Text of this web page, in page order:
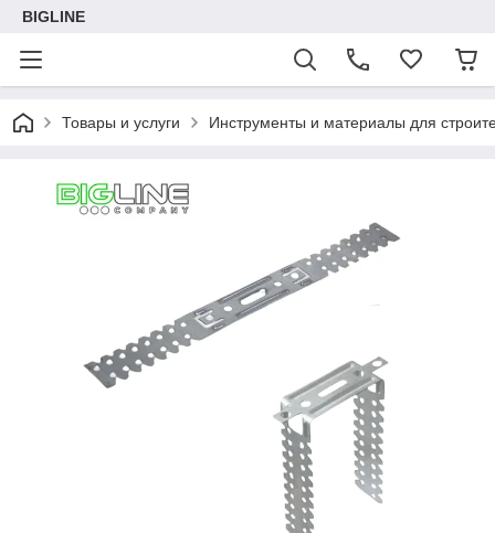
BIGLINE
Товары и услуги Инструменты и материалы для